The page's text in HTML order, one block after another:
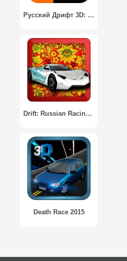
Русский Дрифт 3D: Лада / Russian Lada Drift Racing 3D
Drift: Russian Racing - Русский Дрифт
Death Race 2015